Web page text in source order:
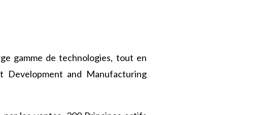
gamme de technologies, tout en
Development and Manufacturing